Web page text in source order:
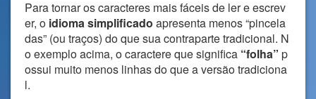
Para tornar os caracteres mais fáceis de ler e escrev
er, o idioma simplificado apresenta menos “pincela
das” (ou traços) do que sua contraparte tradicional. N
o exemplo acima, o caractere que significa “folha” p
ossui muito menos linhas do que a versão tradiciona
l.